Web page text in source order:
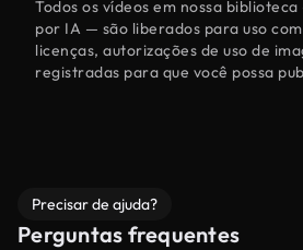
Todos os vídeos em nossa
por IA — são liberados para uso
licenças, autorizações de uso de
registradas para que você possa
Precisar de ajuda?
Perguntas frequentes